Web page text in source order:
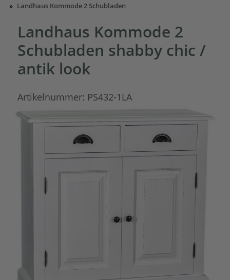
Landhaus Kommode 2 Schubladen
Landhaus Kommode 2
Schubladen shabby chic /
antik look
Artikelnummer: PS432-1LA